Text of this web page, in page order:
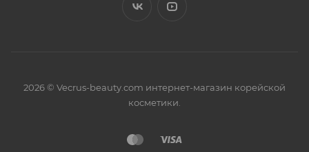
2026 © Vecrus-beauty.com интернет-магазин корейской
косметики.